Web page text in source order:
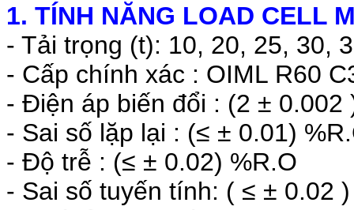
1. TÍNH NĂNG LOAD CELL
- Tải trọng (t): 10, 20, 25, 30,
- Cấp chính xác : OIML R60
- Điện áp biến đổi : (2 ± 0.002
- Sai số lặp lại : (≤ ± 0.01)
- Độ trễ : (≤ ± 0.02) %R.O
- Sai số tuyến tính: ( ≤ ± 0.02